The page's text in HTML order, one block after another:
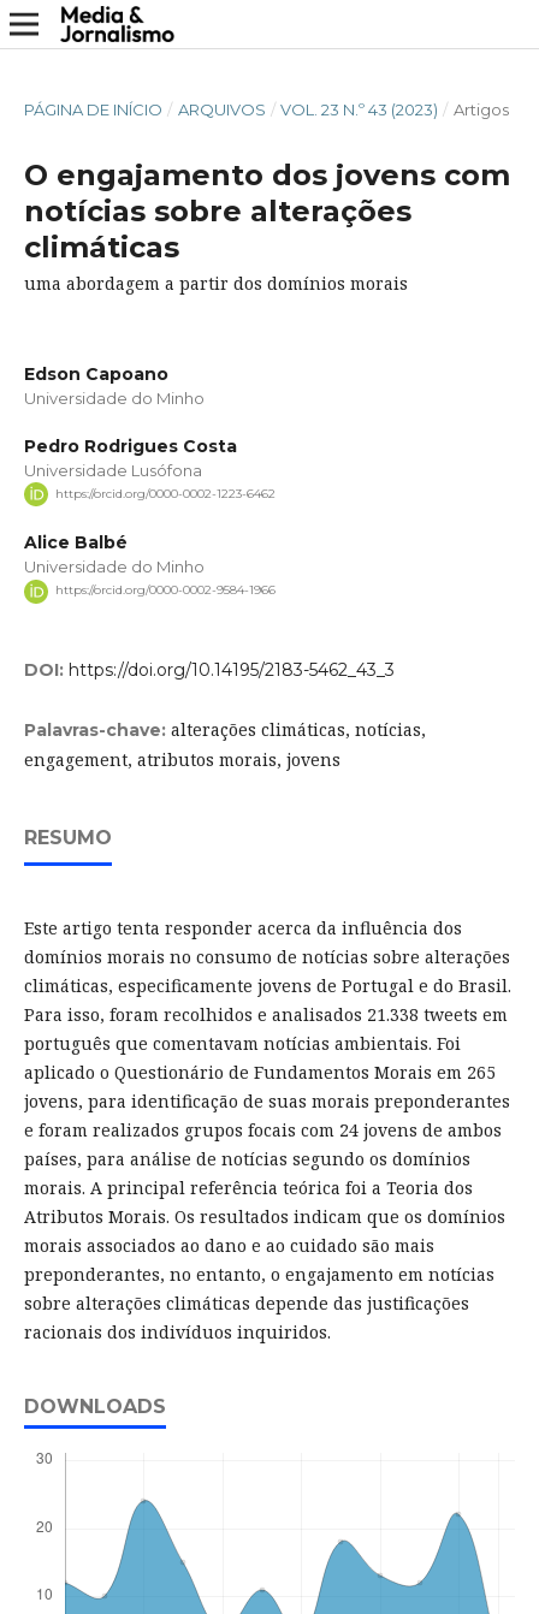
PÁGINA DE INÍCIO / ARQUIVOS / VOL. 23 N.º 43 (2023) / Artigos
O engajamento dos jovens com
notícias sobre alterações
climáticas
uma abordagem a partir dos domínios morais
Edson Capoano
Universidade do Minho
Pedro Rodrigues Costa
Universidade Lusófona
https://orcid.org/0000-0002-1223-6462
Alice Balbé
Universidade do Minho
https://orcid.org/0000-0002-9584-1966
DOI: https://doi.org/10.14195/2183-5462_43_3
Palavras-chave: alterações climáticas, notícias,
engagement, atributos morais, jovens
RESUMO
Este artigo tenta responder acerca da influência dos
domínios morais no consumo de notícias sobre alterações
climáticas, especificamente jovens de Portugal e do Brasil.
Para isso, foram recolhidos e analisados 21.338 tweets em
português que comentavam notícias ambientais. Foi
aplicado o Questionário de Fundamentos Morais em 265
jovens, para identificação de suas morais preponderantes
e foram realizados grupos focais com 24 jovens de ambos
países, para análise de notícias segundo os domínios
morais. A principal referência teórica foi a Teoria dos
Atributos Morais. Os resultados indicam que os domínios
morais associados ao dano e ao cuidado são mais
preponderantes, no entanto, o engajamento em notícias
sobre alterações climáticas depende das justificações
racionais dos indivíduos inquiridos.
DOWNLOADS